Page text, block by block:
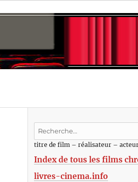
Recherche
:titre de film – réalisateur –
Index de tous les films
livres-cinema.info